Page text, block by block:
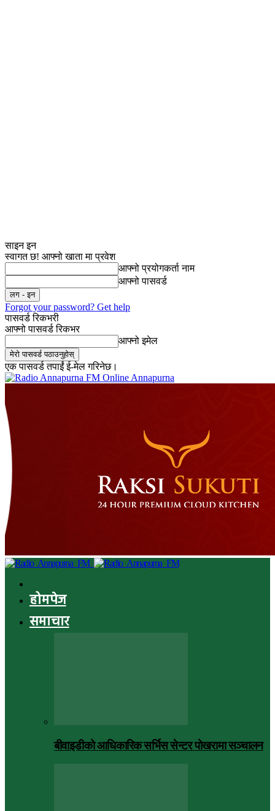
साइन इन
स्वागत छ! आफ्नो खाता मा प्रवेश
आफ्नो प्रयोगकर्ता नाम
आफ्नो पासवर्ड
Forgot your password? Get help
पासवर्ड रिकभरी
आफ्नो पासवर्ड रिकभर
आफ्नो इमेल
एक पासवर्ड तपाईं ई-मेल गरिनेछ।
Online Annapurna
होमपेज
समाचार
बीवाइडीको आधिकारिक सर्भिस सेन्टर पोखरामा सञ्चालन